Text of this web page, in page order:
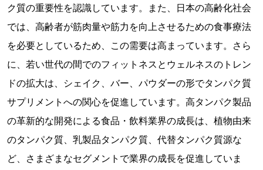
ク質の重要性を認識しています。また、日本の高齢化社会
では、高齢者が筋肉量や筋力を向上させるための食事療法
を必要としているため、この需要は高まっています。さら
に、若い世代の間でのフィットネスとウェルネスのトレン
ドの拡大は、シェイク、バー、パウダーの形でタンパク質
サプリメントへの関心を促進しています。高タンパク製品
の革新的な開発による食品・飲料業界の成長は、植物由来
のタンパク質、乳製品タンパク質、代替タンパク質源な
ど、さまざまなセグメントで業界の成長を促進していま